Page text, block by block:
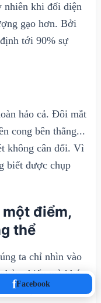
nhiên khi đối diện
gạo hơn. Bởi
tới 90% sự
hảo cả. Đôi mắt
cong bên thẳng...
không cân đối. Vì
biết được chụp
điểm,
thể
ta chỉ nhìn vào
chiếu mà khó
đó, khi xem
fFacebook